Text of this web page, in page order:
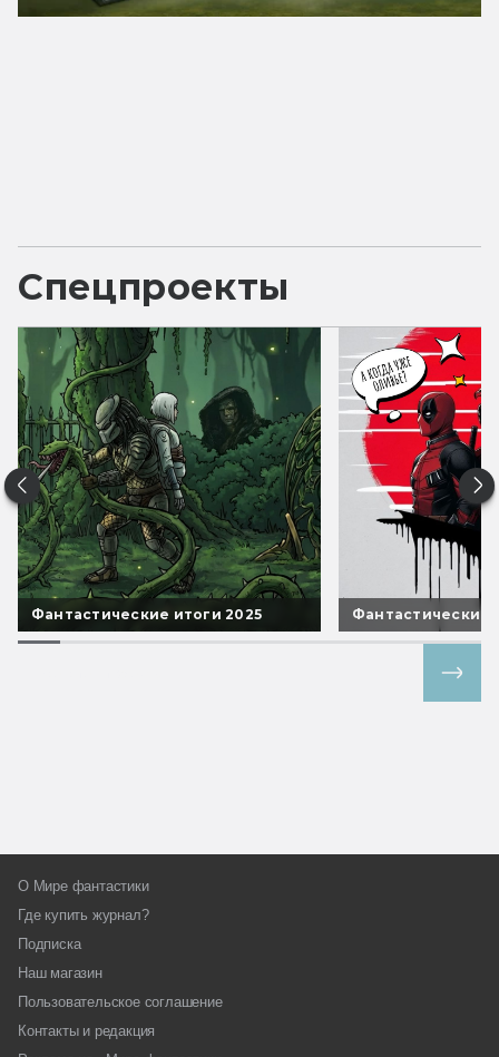
Спецпроекты
Фантастические итоги 2025 Фантастические
О Мире фантастики
Где купить журнал?
Подписка
Наш магазин
Пользовательское соглашение
Контакты и редакция